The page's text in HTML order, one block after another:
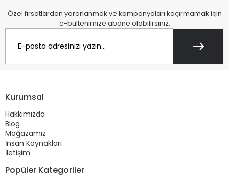
Özel fırsatlardan yararlanmak ve kampanyaları kaçırmamak için
e-bültenimize abone olabilirsiniz.
Kurumsal
Hakkımızda
Blog
Mağazamız
İnsan Kaynakları
İletişim
Popüler Kategoriler